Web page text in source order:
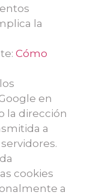
la
Cómo
en
la dirección
a
cookies
a